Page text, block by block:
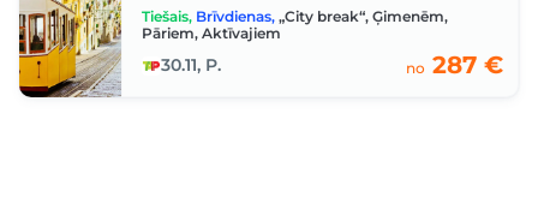
Tiešais, Brīvdienas, „City break“, Ģimenēm,
Pāriem, Aktīvajiem
30.11, P. no 287 €